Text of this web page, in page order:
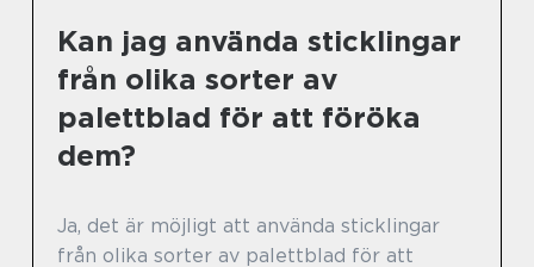
Kan jag använda sticklingar
från olika sorter av
palettblad för att föröka
dem?
Ja, det är möjligt att använda sticklingar
från olika sorter av palettblad för att